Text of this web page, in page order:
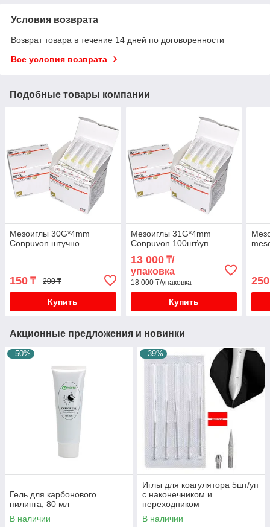
Условия возврата
Возврат товара в течение 14 дней по договоренности
Все условия возврата
Подобные товары компании
Мезоиглы 30G*4mm
Conpuvon штучно
150 ₸ 200 ₸
Купить
Мезоиглы 31G*4mm
Conpuvon 100шт\уп
13 000₸/
упаковка
18 000 ₸/упаковка
Купить
250
Акционные предложения и новинки
–50%
Гель для карбонового
пилинга, 80 мл
В наличии
–39%
Иглы для коагулятора 5шт/уп
с наконечником и
переходником
В наличии